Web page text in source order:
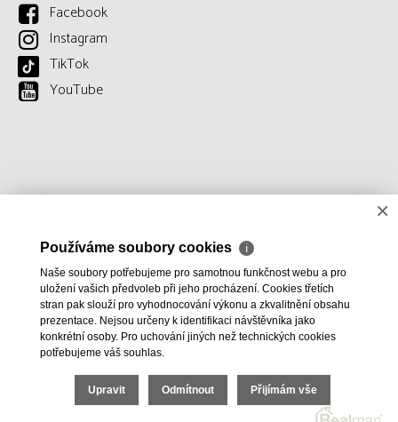
Facebook
Instagram
TikTok
YouTube
×
Používáme soubory cookies ℹ
Naše soubory potřebujeme pro samotnou funkčnost webu a pro
uložení vašich předvoleb při jeho procházení. Cookies třetích
stran pak slouží pro vyhodnocování výkonu a zkvalitnění obsahu
prezentace. Nejsou určeny k identifikaci návštěvníka jako
konkrétní osoby. Pro uchování jiných než technických cookies
potřebujeme váš souhlas.
Upravit Odmítnout Přijímám vše